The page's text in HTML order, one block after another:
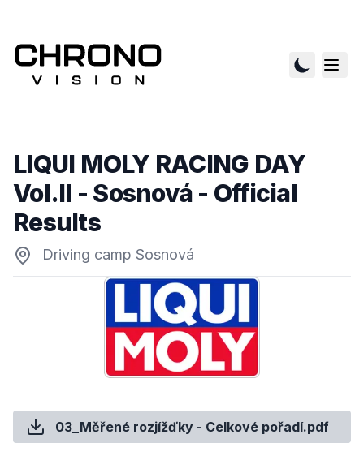
LIQUI MOLY RACING DAY
Vol.II - Sosnová - Official
Results
Driving camp Sosnová
03_Měřené rozjížďky - Celkové pořadí.pdf